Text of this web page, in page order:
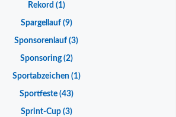
Rekord (1)
Spargellauf(9)
Sponsorenlauf (3)
Sponsoring(2)
Sportabzeichen(1)
Sportfeste(43)
Sprint-Cup(3)